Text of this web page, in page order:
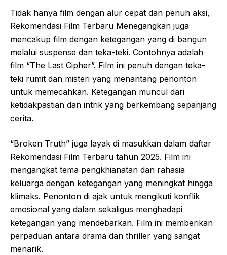
Tidak hanya film dengan alur cepat dan penuh aksi,
Rekomendasi Film Terbaru Menegangkan juga
mencakup film dengan ketegangan yang di bangun
melalui suspense dan teka-teki. Contohnya adalah
film “The Last Cipher”. Film ini penuh dengan teka-
teki rumit dan misteri yang menantang penonton
untuk memecahkan. Ketegangan muncul dari
ketidakpastian dan intrik yang berkembang sepanjang
cerita.
“Broken Truth” juga layak di masukkan dalam daftar
Rekomendasi Film Terbaru tahun 2025. Film ini
mengangkat tema pengkhianatan dan rahasia
keluarga dengan ketegangan yang meningkat hingga
klimaks. Penonton di ajak untuk mengikuti konflik
emosional yang dalam sekaligus menghadapi
ketegangan yang mendebarkan. Film ini memberikan
perpaduan antara drama dan thriller yang sangat
menarik.